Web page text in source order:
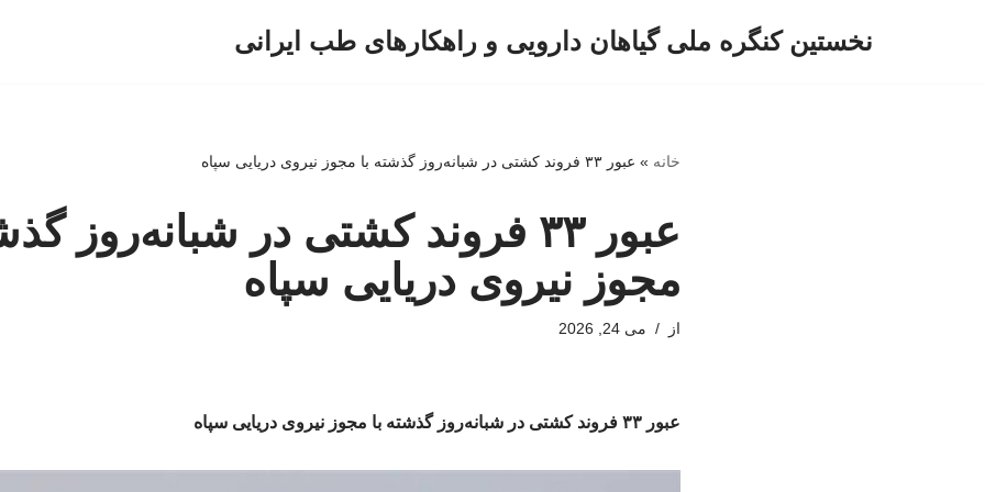
نخستین کنگره ملی گیاهان دارویی و راهکارهای طب ایرانی
خانه » عبور ۳۳ فروند کشتی در شبانه‌روز گذشته با مجوز نیروی دریایی سپاه
عبور ۳۳ فروند کشتی در شبانه‌روز
مجوز نیروی دریایی سپاه
از می 24, 2026
عبور ۳۳ فروند کشتی در شبانه‌روز گذشته با مجوز نیروی دریایی سپاه